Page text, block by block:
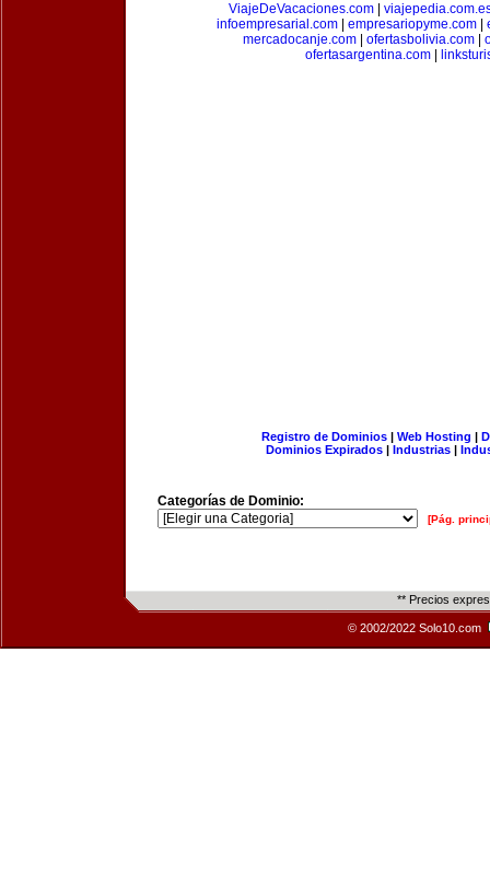
ViajeDeVacaciones.com
infoempresarial.com| empresariopyme.com|
mercadocanje.com
ofertasbolivia.com
ofertasargentina.com|
Registro de Dominios| Web Hosting |
Dominios Expirados | Industrias |
Categorías de Dominio:
[Pág.
** Precios
© 2002/2022 Solo10.com